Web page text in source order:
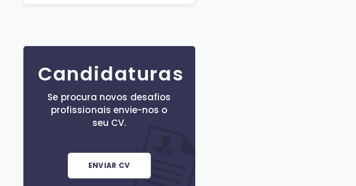
Candidaturas
Se procura novos desafios
profissionais envie-nos o
seu CV.
ENVIAR CV